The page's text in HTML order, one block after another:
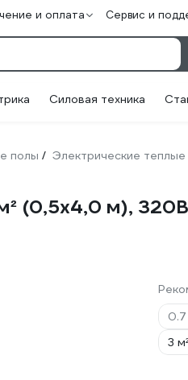
и оплата Сервис и
Силовая техника
полы / Электрические
(0,5x4,0 м),
0.7
3